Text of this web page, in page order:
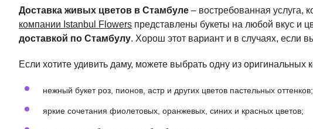
Доставка живых цветов в Стамбуле – востребованная услуга,
компании Istanbul Flowers представлены букеты на любой вкус и
доставкой по Стамбулу. Хорош этот вариант и в случаях, если
Если хотите удивить даму, можете выбрать одну из оригинальных
нежный букет роз, пионов, астр и других цветов пастельных оттенков;
яркие сочетания фиолетовых, оранжевых, синих и красных цветов;